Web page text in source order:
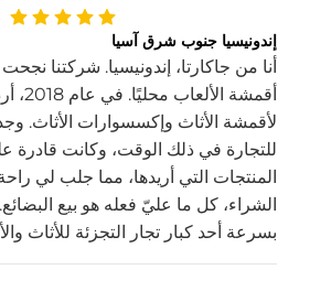
إندونيسيا جنوب شرق آسيا
أنا من جاكارتا، إندونيسيا. شركتنا
أقمشة
لأقمشة الأثاث وإكسسوارات
للتجارة في ذلك الوقت، وكانت قادرة
المنتجات التي أريدها، مما جلب لي
الشراء، كل ما عليّ فعله هو بيع
بسرعة أحد كبار تجار التجزئة للأثاث